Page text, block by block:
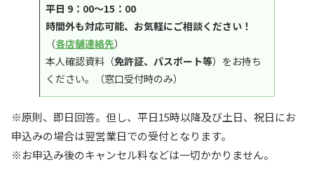
平日 9：00～15：00
時間外も対応可能、お気軽にご相談ください！
（各店舗連絡先）
本人確認資料（免許証、パスポート等）をお持ち
ください。（窓口受付時のみ）
※原則、即日回答。但し、平日15時以降及び土日、祝日にお
申込みの場合は翌営業日での受付となります。
※お申込み後のキャンセル料などは一切かかりません。